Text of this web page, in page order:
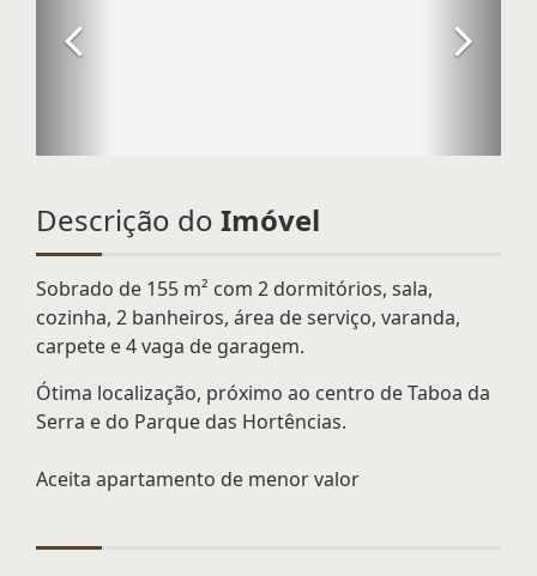
Descrição do Imóvel
Sobrado de 155 m² com 2 dormitórios, sala,
cozinha, 2 banheiros, área de serviço, varanda,
carpete e 4 vaga de garagem.
Ótima localização, próximo ao centro de Taboa da
Serra e do Parque das Hortências.
Aceita apartamento de menor valor